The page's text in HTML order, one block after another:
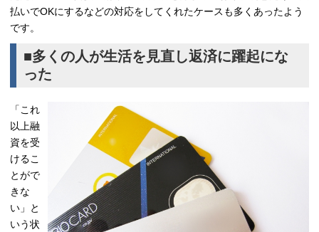
払いでOKにするなどの対応をしてくれたケースも多くあったよう
です。
■多くの人が生活を見直し返済に躍起にな
った
「これ
以上融
資を受
けるこ
とがで
きな
い」と
いう状